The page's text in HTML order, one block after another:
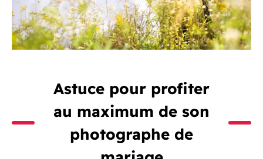
Astuce pour profiter
au maximum de son
photographe de